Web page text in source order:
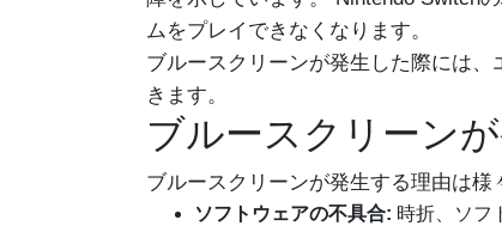
ムをプレイできなくなります。
ブルースクリーンが発生した際には
きます。
ブルースクリーン
ブルースクリーンが発生する理由は様
ソフトウェアの不具合: 時折、ソフ